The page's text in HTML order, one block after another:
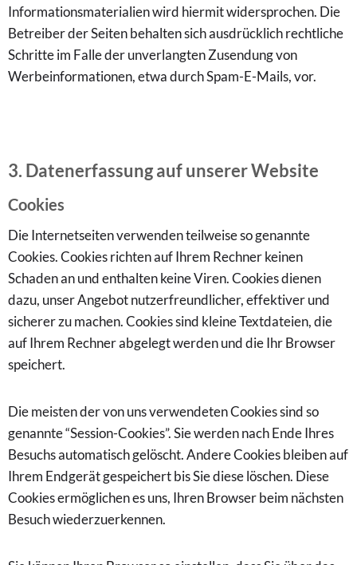
Informationsmaterialien wird hiermit widersprochen. Die
Betreiber der Seiten behalten sich ausdrücklich rechtliche
Schritte im Falle der unverlangten Zusendung von
Werbeinformationen, etwa durch Spam-E-Mails, vor.
3. Datenerfassung auf unserer Website
Cookies
Die Internetseiten verwenden teilweise so genannte
Cookies. Cookies richten auf Ihrem Rechner keinen
Schaden an und enthalten keine Viren. Cookies dienen
dazu, unser Angebot nutzerfreundlicher, effektiver und
sicherer zu machen. Cookies sind kleine Textdateien, die
auf Ihrem Rechner abgelegt werden und die Ihr Browser
speichert.
Die meisten der von uns verwendeten Cookies sind so
genannte “Session-Cookies”. Sie werden nach Ende Ihres
Besuchs automatisch gelöscht. Andere Cookies bleiben auf
Ihrem Endgerät gespeichert bis Sie diese löschen. Diese
Cookies ermöglichen es uns, Ihren Browser beim nächsten
Besuch wiederzuerkennen.